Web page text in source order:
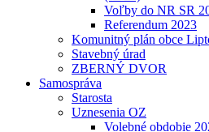
Voľby do NR SR
Referendum 2023
Komunitný plán obce
Stavebný úrad
ZBERNÝ DVOR
Samospráva
Starosta
Uznesenia OZ
Volebné obdobie